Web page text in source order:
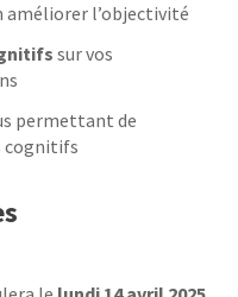
améliorer l’objectivité
sur vos
permettant de
cognitifs